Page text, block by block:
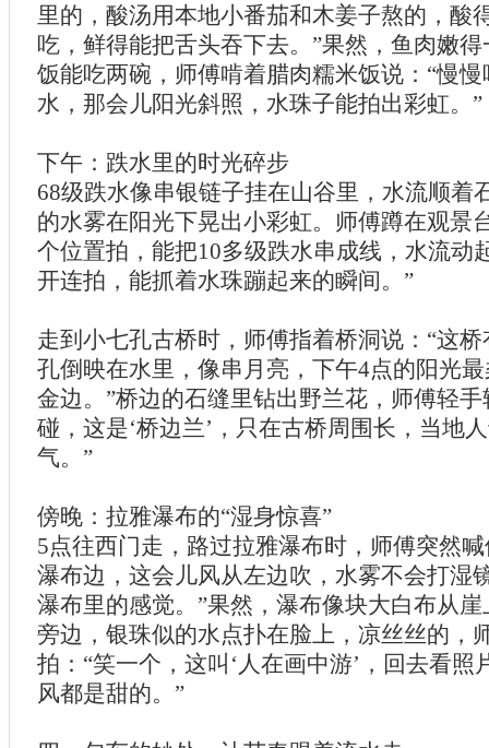
里的，酸汤用本地小番茄和木姜子熬的，酸
吃，鲜得能把舌头吞下去。”果然，鱼肉嫩
饭能吃两碗，师傅啃着腊肉糯米饭说：“慢
水，那会儿阳光斜照，水珠子能拍出彩虹。”
下午：跌水里的时光碎步
68级跌水像串银链子挂在山谷里，水流顺着
的水雾在阳光下晃出小彩虹。师傅蹲在观景
个位置拍，能把10多级跌水串成线，水流动
开连拍，能抓着水珠蹦起来的瞬间。”
走到小七孔古桥时，师傅指着桥洞说：“这
孔倒映在水里，像串月亮，下午4点的阳光
金边。”桥边的石缝里钻出野兰花，师傅轻
碰，这是‘桥边兰’，只在古桥周围长，当地
气。”
傍晚：拉雅瀑布的“湿身惊喜”
5点往西门走，路过拉雅瀑布时，师傅突然
瀑布边，这会儿风从左边吹，水雾不会打湿
瀑布里的感觉。”果然，瀑布像块大白布从
旁边，银珠似的水点扑在脸上，凉丝丝的，
拍：“笑一个，这叫‘人在画中游’，回去看照
风都是甜的。”